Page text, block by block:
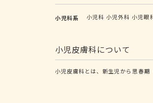
小児科系 小児科 小児外科 小児眼
小児皮膚科について
小児皮膚科とは、新生児から思春期